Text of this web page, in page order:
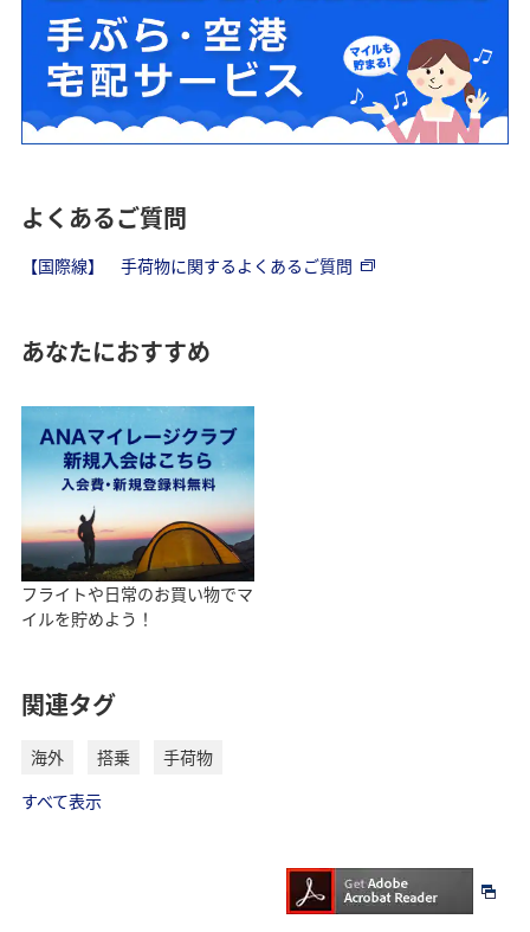
よくあるご質問
【国際線】 手荷物に関するよくあるご質問
あなたにおすすめ
フライトや日常のお買い物でマ
イルを貯めよう！
関連タグ
海外 搭乗
手荷物
すべて表示